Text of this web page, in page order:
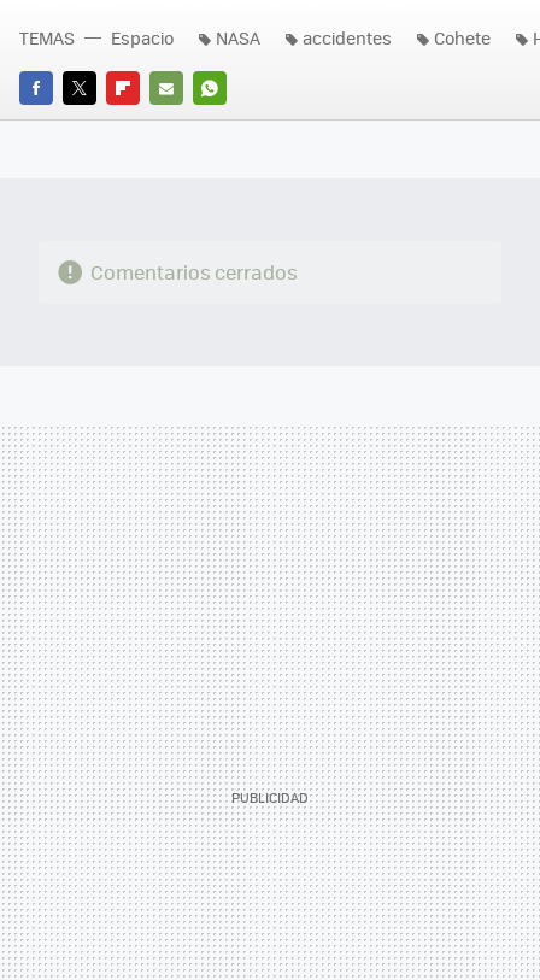
FACEBOOK
TWITTERFLIPBOARD
E-
WHATSAPP
TEMAS Espacio NASA accidentes Cohete
Comentarios cerrados